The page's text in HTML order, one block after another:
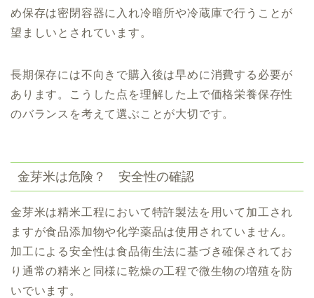
め保存は密閉容器に入れ冷暗所や冷蔵庫で行うことが
望ましいとされています。
長期保存には不向きで購入後は早めに消費する必要が
あります。こうした点を理解した上で価格栄養保存性
のバランスを考えて選ぶことが大切です。
金芽米は危険？ 安全性の確認
金芽米は精米工程において特許製法を用いて加工され
ますが食品添加物や化学薬品は使用されていません。
加工による安全性は食品衛生法に基づき確保されてお
り通常の精米と同様に乾燥の工程で微生物の増殖を防
いでいます。